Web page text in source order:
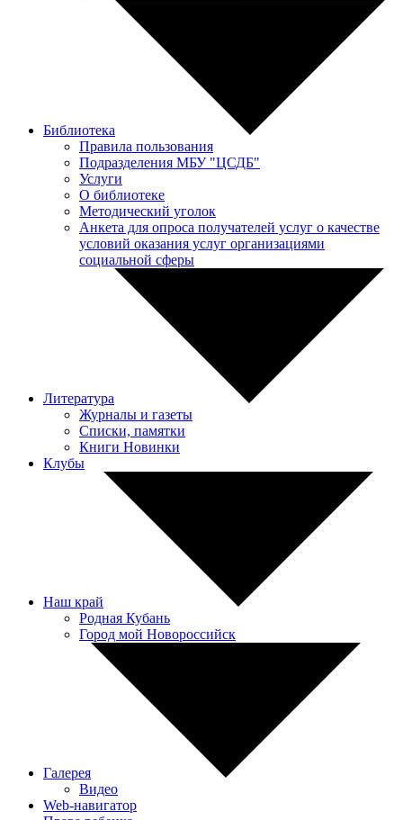
Библиотека
Правила пользования
Подразделения МБУ "ЦСДБ"
Услуги
О библиотеке
Методический уголок
Анкета для опроса получателей услуг о качестве
условий оказания услуг организациями
социальной сферы
Литература
Журналы и газеты
Списки, памятки
Книги Новинки
Клубы
Наш край
Родная Кубань
Город мой Новороссийск
Галерея
Видео
Web-навигатор